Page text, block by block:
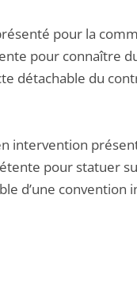
pour la
pour connaître
détachable du
pour statuer
d’une